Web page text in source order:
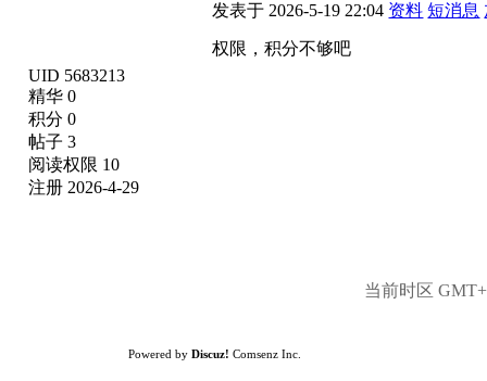
UID 5683213
精华 0
积分 0
帖子 3
阅读权限 10
注册 2026-4-29
发表于 2026-5-19 22:04 资料 短消息
权限，积分不够吧
当前时区
Powered by Discuz! Comsenz Inc.